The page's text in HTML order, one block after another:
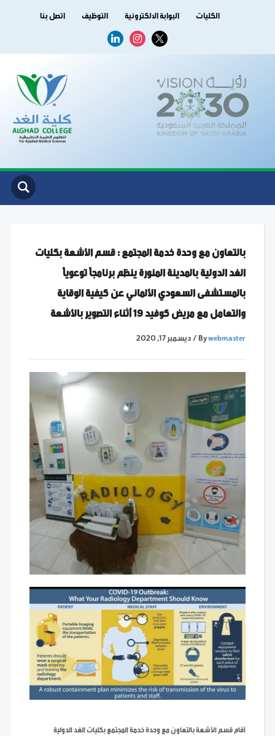
الكليات البوابة الالكترونية التوظيف اتصل بنا
x
instagram
linkedin
بالتعاون مع وحدة خدمة المجتمع : قسم الأشعة بكليات
الغد الدولية بالمدينة المنورة ينظم برنامجاً توعوياً
بالمستشفى السعودي الألماني عن كيفية الوقاية
والتعامل مع مريض كوفيد 19 أثناء التصوير بالأشعة
Bywebmaster
/ديسمبر 17, 2020
أقام قسم الأشعة بالتعاون مع وحدة خدمة المجتمع بكليات الغد الدولية